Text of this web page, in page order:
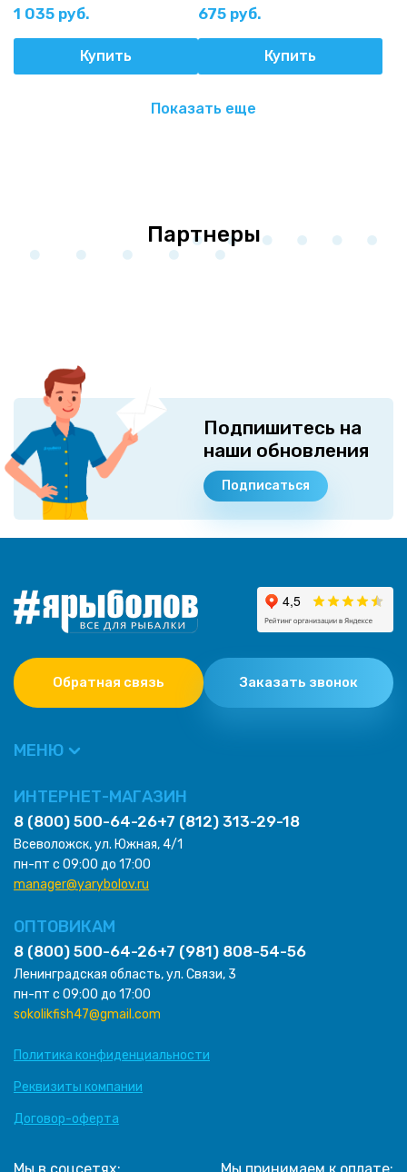
1 035 руб.
Купить
675 руб.
Купить
Показать еще
Партнеры
Подпишитесь на
наши обновления
Подписаться
Обратная связь Заказать звонок
МЕНЮ
ИНТЕРНЕТ-МАГАЗИН
8 (800) 500-64-26+7 (812) 313-29-18
Всеволожск, ул. Южная, 4/1
пн-пт с 09:00 до 17:00
manager@yarybolov.ru
ОПТОВИКАМ
8 (800) 500-64-26+7 (981) 808-54-56
Ленинградская область, ул. Связи, 3
пн-пт с 09:00 до 17:00
sokolikfish47@gmail.com
Политика конфиденциальности
Реквизиты компании
Договор-оферта